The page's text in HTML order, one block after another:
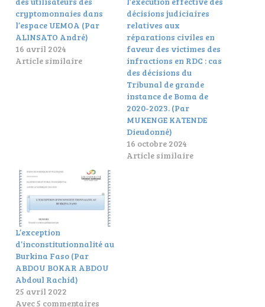
cryptomonnaies dans
l’espace UEMOA (Par
ALINSATO André)
16 avril 2024
Article similaire
décisions judiciaires
relatives aux
réparations civiles en
faveur des victimes des
infractions en RDC : cas
des décisions du
Tribunal de grande
instance de Boma de
2020-2023. (Par
MUKENGE KATENDE
Dieudonné)
16 octobre 2024
Article similaire
L’exception
d’inconstitutionnalité au
Burkina Faso (Par
ABDOU BOKAR ABDOU
Abdoul Rachid)
25 avril 2022
Avec 5 commentaires